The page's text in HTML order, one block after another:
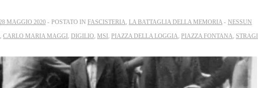
28 MAGGIO 2020 POSTATO IN FASCISTERIA LA BATTAGLIA DELLA MEMORIA
NESSUN
CARLO MARIA MAGGI DIGILIO MSI PIAZZA DELLA LOGGIA PIAZZA FONTANA STRAGI